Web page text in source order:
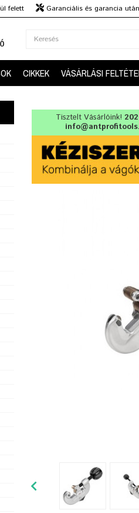
felett
Garanciális és garancia
CIKKEK VÁSÁRLÁSI
Tisztelt Vásárlóink!